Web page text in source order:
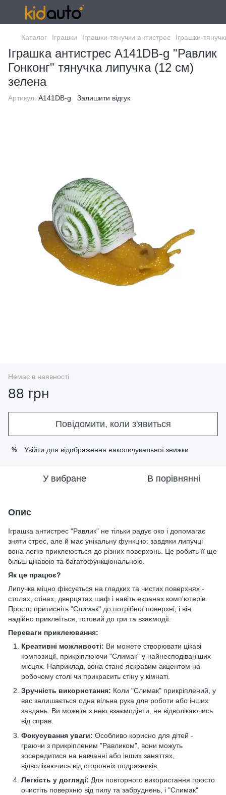
Каталог Іграшки Іграшки-тянучки антистрес Іграшки-
Іграшка антистрес A141DB-g "Равлик
Гонконг" тянучка липучка (12 см)
зелена
Артикул: A141DB-g Залишити відгук
Немає в наявності
88 грн
Повідомити, коли з'явиться
% Увійти для відображення накопичувальної знижки
У вибране В порівнянні
Опис
Іграшка антистрес "Равлик" не тільки радує око і допомагає
зняти стрес, але й має унікальну функцію: завдяки липучці
вона легко приклеюється до різних поверхонь. Це робить її ще
більш цікавою та багатофункціональною.
Як це працює?
Липучка міцно фіксується на гладких та чистих поверхнях -
столах, стінах, дверцятах шаф і навіть екранах комп'ютерів.
Просто притисніть "Слимак" до потрібної поверхні, і він
надійно приклеїться, готовий до гри та взаємодії.
Переваги приклеювання:
Креативні можливості: Ви можете створювати цікаві
композиції, прикріплюючи "Слимак" у найнесподіваніших
місцях. Наприклад, вона стане яскравим акцентом на
робочому столі чи прикрасить стіну у кімнаті.
Зручність використання: Коли "Слимак" прикріплений, у
вас залишається одна вільна рука для роботи або інших
завдань. Ви можете з нею взаємодіяти, не відволікаючись
від справ.
Фокусування уваги: Особливо корисно для дітей -
граючи з прикріпленим "Равликом", вони можуть
зосередитися на навчанні або інших заняттях,
відволікаючись від сторонніх подразників.
Легкість у догляді: Для повторного використання просто
очистіть поверхню від пилу та забруднень, і "Слимак"